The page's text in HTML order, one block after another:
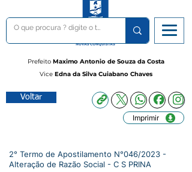
Prefeito Maximo Antonio de Souza da Costa
Vice Edna da Silva Cuiabano Chaves
Voltar
Imprimir
2° Termo de Apostilamento N°046/2023 -
Alteração de Razão Social - C S PRINA